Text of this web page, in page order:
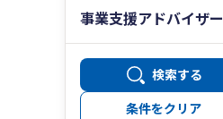
事業支援アドバイザー
検索する
条件をクリア